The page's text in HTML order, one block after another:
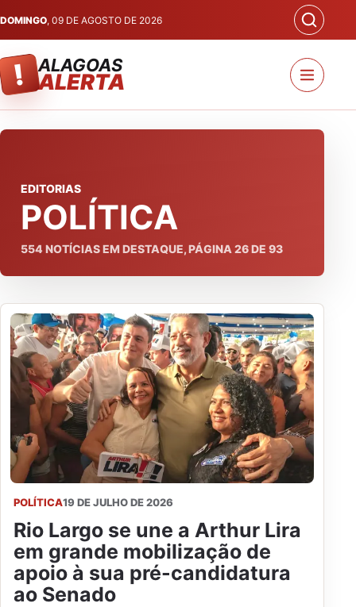
DOMINGO, 09 DE AGOSTO DE 2026
! ALAGOAS
ALERTA
EDITORIAS
POLÍTICA
554 NOTÍCIAS EM DESTAQUE, PÁGINA 26DE 93
POLÍTICA19 DE JULHO DE 2026
Rio Largo se une a Arthur Lira
em grande mobilização de
apoio à sua pré-candidatura
ao Senado